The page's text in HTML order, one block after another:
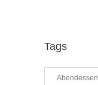
Tags
Abendessen